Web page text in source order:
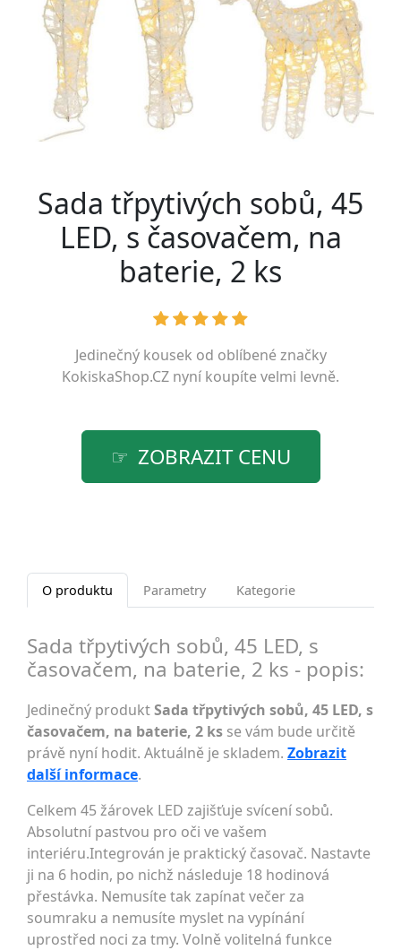
Sada třpytivých sobů, 45
LED, s časovačem, na
baterie, 2 ks
Jedinečný kousek od oblíbené značky
KokiskaShop.CZ nyní koupíte velmi levně.
ZOBRAZIT CENU
O produktu Parametry Kategorie
Sada třpytivých sobů, 45 LED, s
časovačem, na baterie, 2 ks - popis:
Jedinečný produktSada třpytivých sobů, 45 LED, s
časovačem, na baterie, 2 ks se vám bude určitě
právě nyní hodit. Aktuálně je skladem. Zobrazit
další informace.
Celkem 45 žárovek LED zajišťuje svícení sobů.
Absolutní pastvou pro oči ve vašem
interiéru.Integrován je praktický časovač. Nastavte
ji na 6 hodin, po nichž následuje 18 hodinová
přestávka. Nemusíte tak zapínat večer za
soumraku a nemusíte myslet na vypínání
uprostřed noci za tmy. Volně volitelná funkce